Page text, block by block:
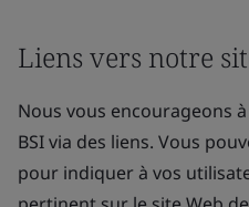
Liens vers notre
Nous vous encourageons
BSI via des liens. Vous
pour indiquer à vos